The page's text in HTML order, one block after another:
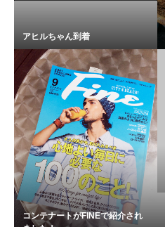
アヒルちゃん到着
コンテナートがFINEで紹介され